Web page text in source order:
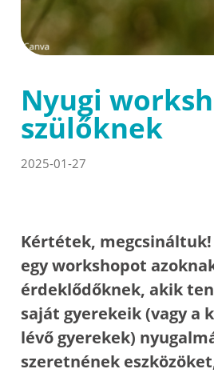
Nyugi
szülőknek
2025-01-27
Kértétek,
egy workshopot
érdeklődőknek, akik
saját gyerekeik (vagy a
lévő gyerekek)
szeretnének